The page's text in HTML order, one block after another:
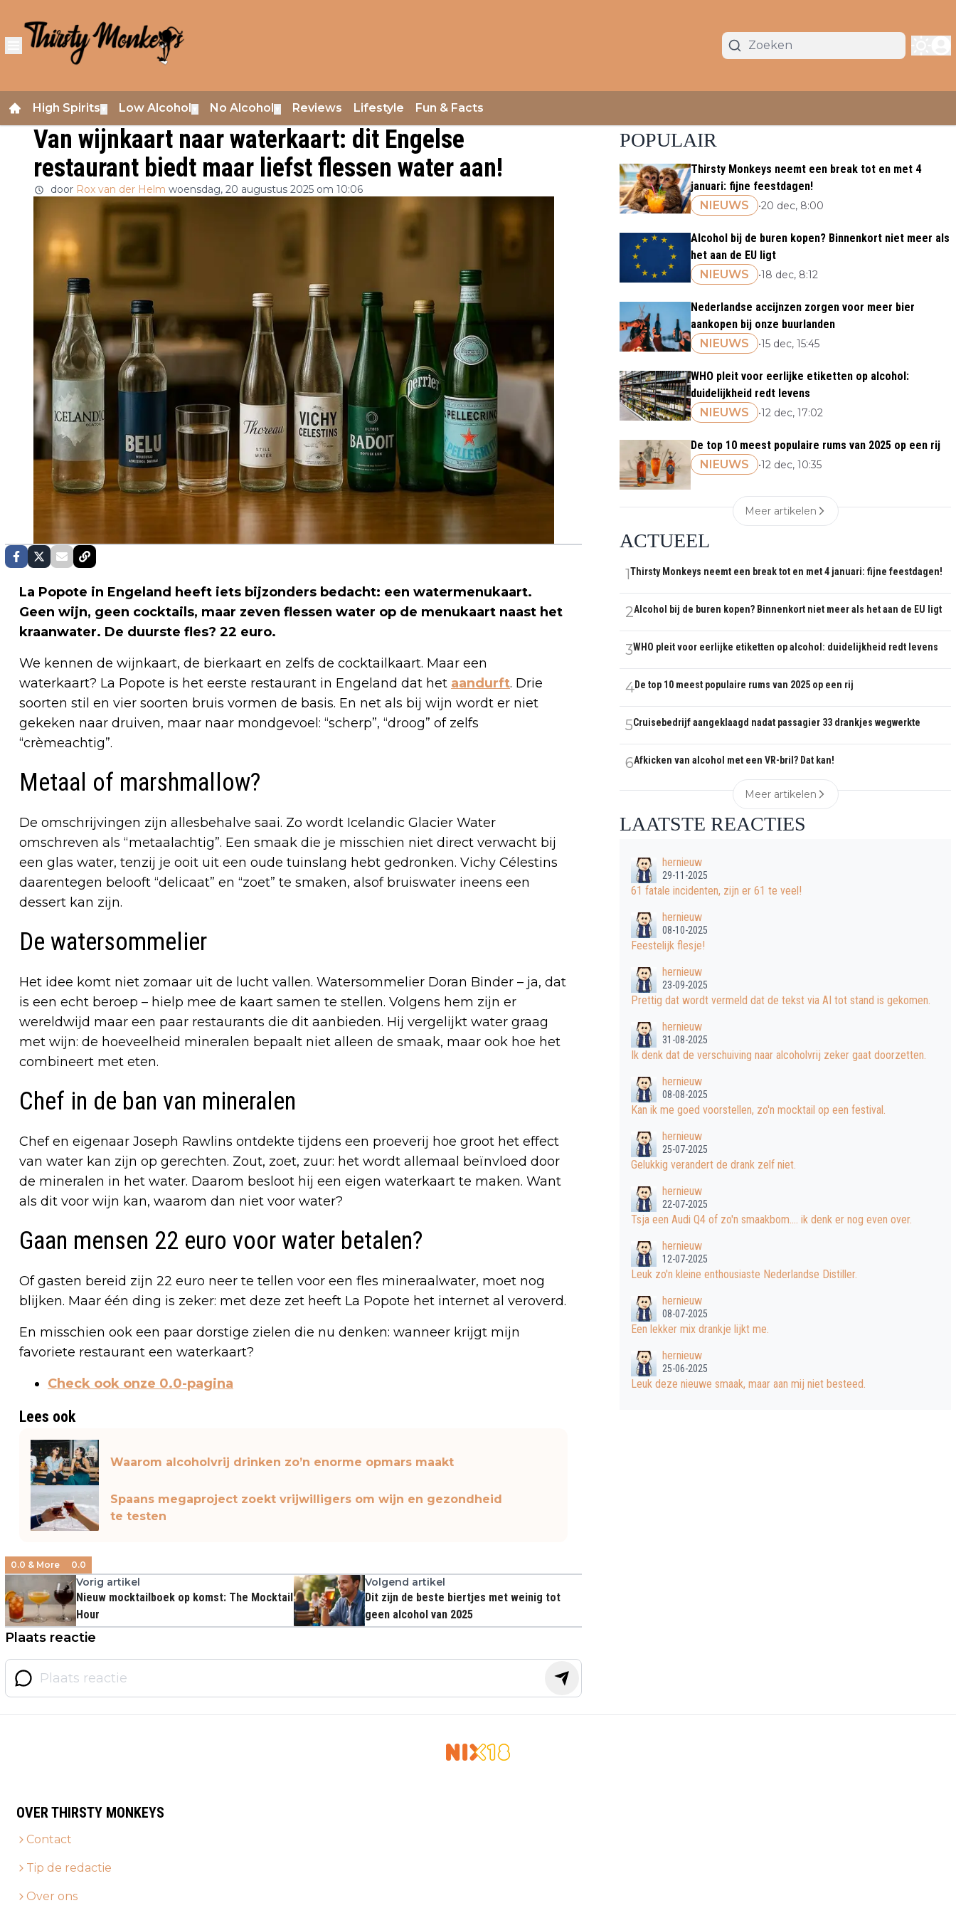
High Spirits Low Alcohol No Alcohol Reviews Lifestyle Fun & Facts
Van wijnkaart naar waterkaart: dit Engelse
restaurant biedt maar liefst flessen water aan!
door Rox van der Helm woensdag, 20 augustus 2025 om 10:06
La Popote in Engeland heeft iets bijzonders bedacht: een watermenukaart.
Geen wijn, geen cocktails, maar zeven flessen water op de menukaart naast het
kraanwater. De duurste fles? 22 euro.
We kennen de wijnkaart, de bierkaart en zelfs de cocktailkaart. Maar een
waterkaart? La Popote is het eerste restaurant in Engeland dat het aandurft. Drie
soorten stil en vier soorten bruis vormen de basis. En net als bij wijn wordt er niet
gekeken naar druiven, maar naar mondgevoel: “scherp”, “droog” of zelfs
“crèmeachtig”.
Metaal of marshmallow?
De omschrijvingen zijn allesbehalve saai. Zo wordt Icelandic Glacier Water
omschreven als “metaalachtig”. Een smaak die je misschien niet direct verwacht bij
een glas water, tenzij je ooit uit een oude tuinslang hebt gedronken. Vichy Célestins
daarentegen belooft “delicaat” en “zoet” te smaken, alsof bruiswater ineens een
dessert kan zijn.
De watersommelier
Het idee komt niet zomaar uit de lucht vallen. Watersommelier Doran Binder – ja, dat
is een echt beroep – hielp mee de kaart samen te stellen. Volgens hem zijn er
wereldwijd maar een paar restaurants die dit aanbieden. Hij vergelijkt water graag
met wijn: de hoeveelheid mineralen bepaalt niet alleen de smaak, maar ook hoe het
combineert met eten.
Chef in de ban van mineralen
Chef en eigenaar Joseph Rawlins ontdekte tijdens een proeverij hoe groot het effect
van water kan zijn op gerechten. Zout, zoet, zuur: het wordt allemaal beïnvloed door
de mineralen in het water. Daarom besloot hij een eigen waterkaart te maken. Want
als dit voor wijn kan, waarom dan niet voor water?
Gaan mensen 22 euro voor water betalen?
Of gasten bereid zijn 22 euro neer te tellen voor een fles mineraalwater, moet nog
blijken. Maar één ding is zeker: met deze zet heeft La Popote het internet al veroverd.
En misschien ook een paar dorstige zielen die nu denken: wanneer krijgt mijn
favoriete restaurant een waterkaart?
Check ook onze 0.0-pagina
Lees ook
Waarom alcoholvrij drinken zo’n enorme opmars maakt
Spaans megaproject zoekt vrijwilligers om wijn en gezondheid
te testen
0.0 & More 0.0
Vorig artikel
Nieuw mocktailboek op komst: The Mocktail
Hour
Volgend artikel
Dit zijn de beste biertjes met weinig tot
geen alcohol van 2025
Plaats reactie
POPULAIR
Thirsty Monkeys neemt een break tot en met 4
januari: fijne feestdagen!
NIEUWS
•20 dec, 8:00
Alcohol bij de buren kopen? Binnenkort niet meer als
het aan de EU ligt
NIEUWS
•18 dec, 8:12
Nederlandse accijnzen zorgen voor meer bier
aankopen bij onze buurlanden
NIEUWS
•15 dec, 15:45
WHO pleit voor eerlijke etiketten op alcohol:
duidelijkheid redt levens
NIEUWS
•12 dec, 17:02
De top 10 meest populaire rums van 2025 op een rij
NIEUWS
•12 dec, 10:35
Meer artikelen
ACTUEEL
1Thirsty Monkeys neemt een break tot en met 4 januari: fijne feestdagen!
2Alcohol bij de buren kopen? Binnenkort niet meer als het aan de EU ligt
3WHO pleit voor eerlijke etiketten op alcohol: duidelijkheid redt levens
4De top 10 meest populaire rums van 2025 op een rij
5Cruisebedrijf aangeklaagd nadat passagier 33 drankjes wegwerkte
6Afkicken van alcohol met een VR-bril? Dat kan!
Meer artikelen
LAATSTE REACTIES
hernieuw
29-11-2025
61 fatale incidenten, zijn er 61 te veel!
hernieuw
08-10-2025
Feestelijk flesje!
hernieuw
23-09-2025
Prettig dat wordt vermeld dat de tekst via AI tot stand is gekomen.
hernieuw
31-08-2025
Ik denk dat de verschuiving naar alcoholvrij zeker gaat doorzetten.
hernieuw
08-08-2025
Kan ik me goed voorstellen, zo'n mocktail op een festival.
hernieuw
25-07-2025
Gelukkig verandert de drank zelf niet.
hernieuw
22-07-2025
Tsja een Audi Q4 of zo'n smaakbom.... ik denk er nog even over.
hernieuw
12-07-2025
Leuk zo'n kleine enthousiaste Nederlandse Distiller.
hernieuw
08-07-2025
Een lekker mix drankje lijkt me.
hernieuw
25-06-2025
Leuk deze nieuwe smaak, maar aan mij niet besteed.
OVER THIRSTY MONKEYS
Contact
Tip de redactie
Over ons